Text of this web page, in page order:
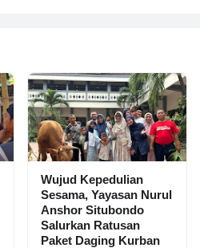
Wujud Kepedulian
Sesama, Yayasan Nurul
Anshor Situbondo
Salurkan Ratusan
Paket Daging Kurban